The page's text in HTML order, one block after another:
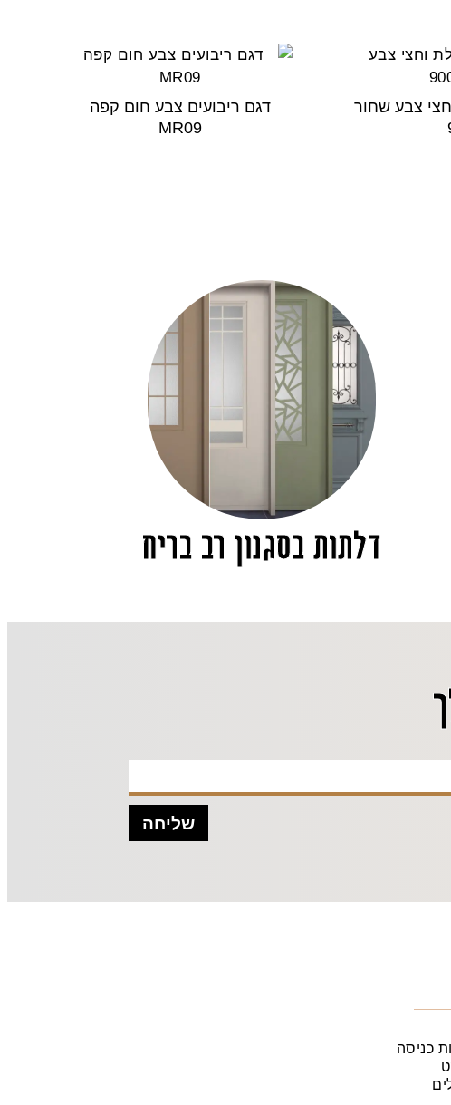
צבע שחור
דגם ריבועים צבע חום קפה
MR09
דלתות בסגנון רב בריח
שליחה
כניסה